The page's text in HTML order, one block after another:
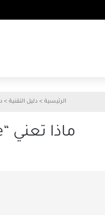
الرئيسية > دليل التقنية >
ماذا تعني “Meatspace”؟